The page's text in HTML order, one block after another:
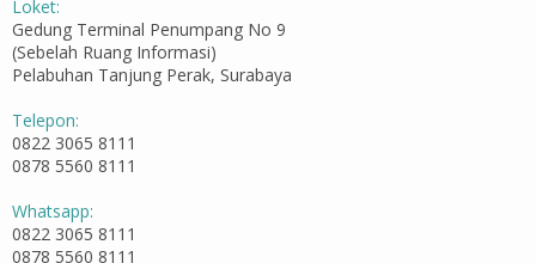
Loket:
Gedung Terminal Penumpang No 9
(Sebelah Ruang Informasi)
Pelabuhan Tanjung Perak, Surabaya
Telepon:
0822 3065 8111
0878 5560 8111
Whatsapp:
0822 3065 8111
0878 5560 8111